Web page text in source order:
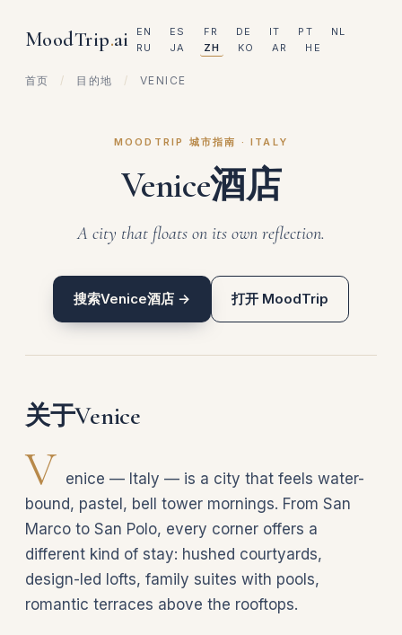
MoodTrip.ai EN ES FR DE IT PT
NL
RU
JA ZH KO AR HE
首页 / 目的地 / VENICE
MOODTRIP 城市指南 · ITALY
Venice酒店
A city that floats on its own reflection.
搜索Venice酒店 → 打开 MoodTrip
关于Venice
V enice — Italy — is a city that feels water-
bound, pastel, bell tower mornings. From San
Marco to San Polo, every corner offers a
different kind of stay: hushed courtyards,
design-led lofts, family suites with pools,
romantic terraces above the rooftops.